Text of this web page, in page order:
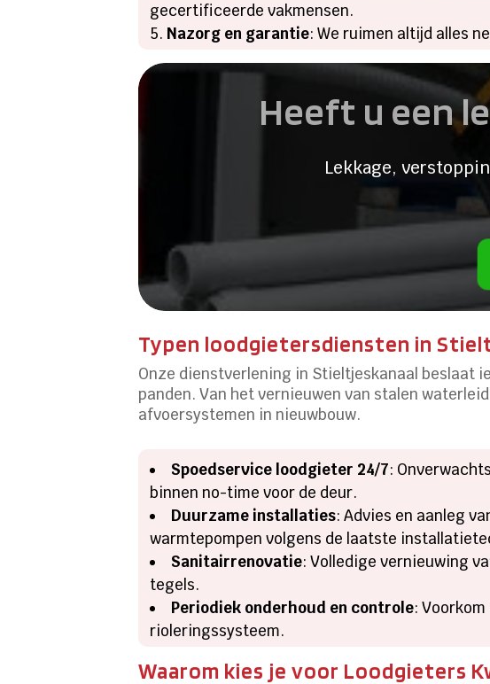
gecertificeerde vakmensen.
Nazorg en garantie: We ruimen altijd alles
Heeft u een
Lekkage,
Typen loodgietersdiensten in
Onze dienstverlening in Stieltjeskanaal beslaat
panden. Van het vernieuwen van stalen
afvoersystemen in nieuwbouw.
Spoedservice loodgieter 24/7:
binnen no-time voor de deur.
Duurzame installaties: Advies en aanleg
warmtepompen volgens de laatste
Sanitairrenovatie: Volledige vernieuwing
tegels.
Periodiek onderhoud en controle:
rioleringssysteem.
Waarom kies je voor Loodgieters